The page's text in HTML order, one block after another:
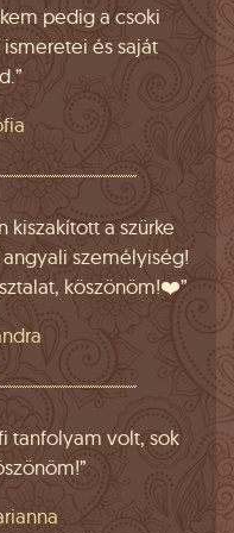
pedig a csoki
és saját
kiszakított a szürke
személyiség!
köszönöm!❤️”
tanfolyam volt, sok